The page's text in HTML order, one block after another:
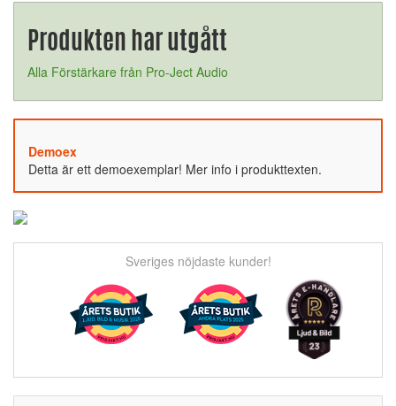
Produkten har utgått
Alla Förstärkare från Pro-Ject Audio
Demoex
Detta är ett demoexemplar! Mer info i produkttexten.
Sveriges nöjdaste kunder!